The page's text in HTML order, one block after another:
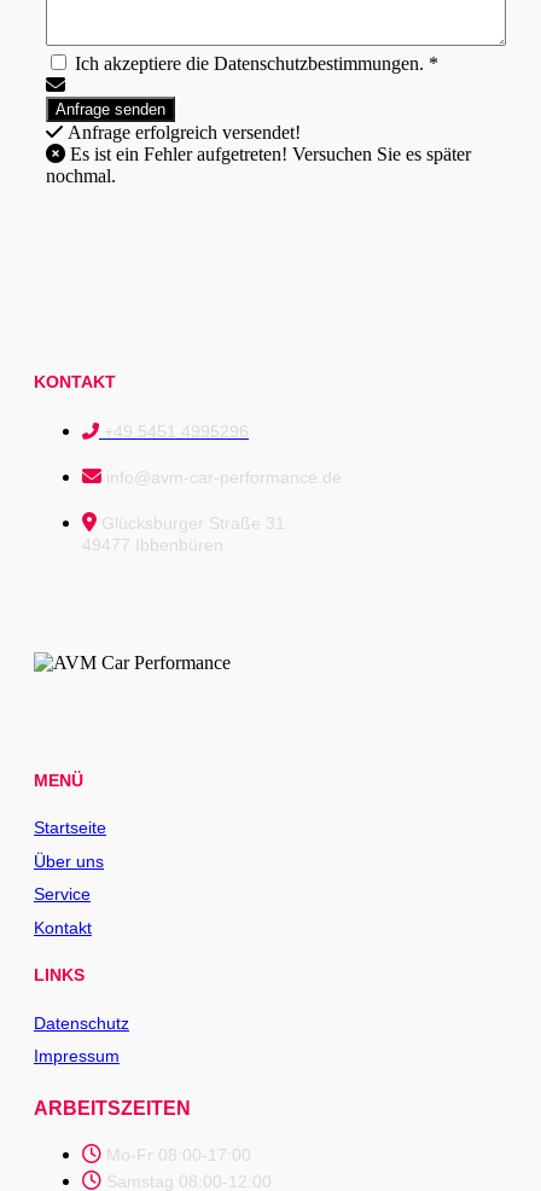
Ich akzeptiere die Datenschutzbestimmungen. *
Anfrage erfolgreich versendet!
nochmal.
KONTAKT
+49 5451 4995296
info@avm-car-performance.de
Glücksburger Straße 31
49477 Ibbenbüren
MENÜ
Startseite
Über uns
Service
Kontakt
LINKS
Datenschutz
Impressum
ARBEITSZEITEN
Mo-Fr 08:00-17:00
Samstag 08:00-12:00